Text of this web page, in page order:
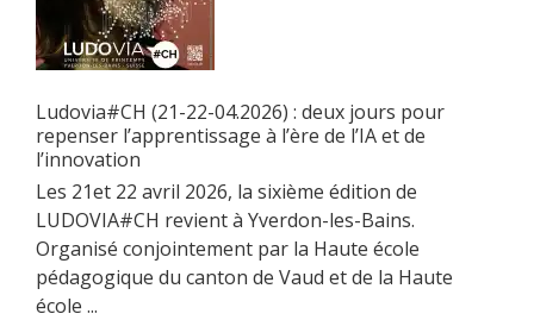
Ludovia#CH (21-22-04.2026) : deux jours pour
repenser l’apprentissage à l’ère de l’IA et de
l’innovation
Les 21et 22 avril 2026, la sixième édition de
LUDOVIA#CH revient à Yverdon-les-Bains.
Organisé conjointement par la Haute école
pédagogique du canton de Vaud et de la Haute
école ...